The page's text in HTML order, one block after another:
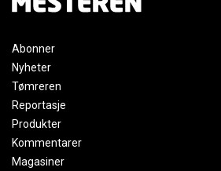
Abonner
Nyheter
Tømreren
Reportasje
Produkter
Kommentarer
Magasiner